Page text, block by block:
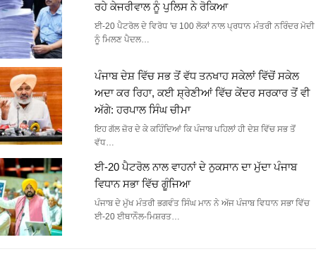
ਰਹੇ ਕੇਜਰੀਵਾਲ ਨੂੰ ਪੁਲਿਸ ਨੇ ਰੋਕਿਆ
ਈ-20 ਪੈਟਰੋਲ ਦੇ ਵਿਰੋਧ 'ਚ 100 ਲੋਕਾਂ ਨਾਲ ਪ੍ਰਧਾਨ ਮੰਤਰੀ ਨਰਿੰਦਰ ਮੋਦੀ
ਨੂੰ ਮਿਲਣ ਪੈਦਲ…
ਪੰਜਾਬ ਦੇਸ਼ ਵਿੱਚ ਸਭ ਤੋਂ ਵੱਧ ਤਨਖਾਹ ਸਕੇਲਾਂ ਵਿੱਚੋਂ ਸਕੇਲ
ਅਦਾ ਕਰ ਰਿਹਾ, ਕਈ ਸ਼੍ਰੇਣੀਆਂ ਵਿੱਚ ਕੇਂਦਰ ਸਰਕਾਰ ਤੋਂ ਵੀ
ਅੱਗੇ: ਹਰਪਾਲ ਸਿੰਘ ਚੀਮਾ
ਇਹ ਗੱਲ ਜ਼ੋਰ ਦੇ ਕੇ ਕਹਿੰਦਿਆਂ ਕਿ ਪੰਜਾਬ ਪਹਿਲਾਂ ਹੀ ਦੇਸ਼ ਵਿੱਚ ਸਭ ਤੋਂ
ਵੱਧ…
ਈ-20 ਪੈਟਰੋਲ ਨਾਲ ਵਾਹਨਾਂ ਦੇ ਨੁਕਸਾਨ ਦਾ ਮੁੱਦਾ ਪੰਜਾਬ
ਵਿਧਾਨ ਸਭਾ ਵਿੱਚ ਗੂੰਜਿਆ
ਪੰਜਾਬ ਦੇ ਮੁੱਖ ਮੰਤਰੀ ਭਗਵੰਤ ਸਿੰਘ ਮਾਨ ਨੇ ਅੱਜ ਪੰਜਾਬ ਵਿਧਾਨ ਸਭਾ ਵਿੱਚ
ਈ-20 ਈਥਾਨੌਲ-ਮਿਸ਼ਰਤ…